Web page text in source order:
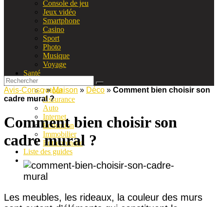
Console de jeu
Jeux vidéo
Smartphone
Casino
Sport
Photo
Musique
Voyage
Santé
Vie pratique
retour
Assurance
Auto
Internet
Education
Immobilier
Entreprendre
Liste des guides
Avis-Conso»Maison » Déco » Comment bien choisir son
cadre mural ?
Comment bien choisir son
cadre mural ?
Les meubles, les rideaux, la couleur des murs